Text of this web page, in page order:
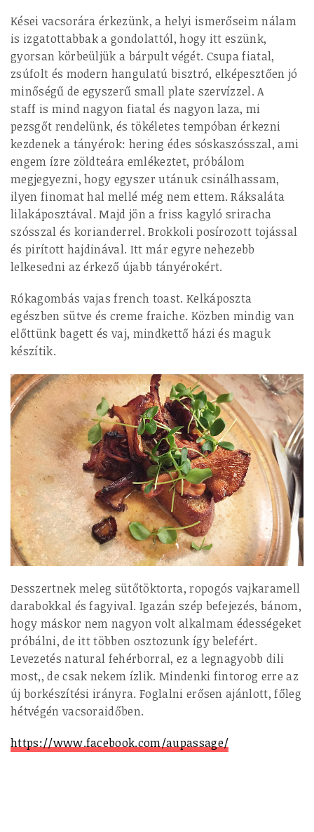
Kései vacsorára érkezünk, a helyi ismerőseim nálam
is izgatottabbak a gondolattól, hogy itt eszünk,
gyorsan körbeüljük a bárpult végét. Csupa fiatal,
zsúfolt és modern hangulatú bisztró, elképesztően jó
minőségű de egyszerű small plate szervízzel. A
staff is mind nagyon fiatal és nagyon laza, mi
pezsgőt rendelünk, és tökéletes tempóban érkezni
kezdenek a tányérok: hering édes sóskaszósszal, ami
engem ízre zöldteára emlékeztet, próbálom
megjegyezni, hogy egyszer utánuk csinálhassam,
ilyen finomat hal mellé még nem ettem.Ráksaláta
lilakáposztával. Majd jön a friss kagyló sriracha
szósszal és korianderrel. Brokkoli posírozott tojással
és pirított hajdinával. Itt már egyre nehezebb
lelkesedni az érkező újabb tányérokért.
Rókagombás vajas french toast. Kelkáposzta
egészben sütve és creme fraiche. Közben mindig van
előttünk bagett és vaj, mindkettő házi és maguk
készítik.
Desszertnek meleg sütőtöktorta, ropogós vajkaramell
darabokkal és fagyival. Igazán szép befejezés, bánom,
hogy máskor nem nagyon volt alkalmam édességeket
próbálni, de itt többen osztozunk így belefért.
Levezetés natural fehérborral, ez a legnagyobb dili
most,, de csak nekem ízlik. Mindenki fintorog erre az
új borkészítési irányra. Foglalni erősen ajánlott, főleg
hétvégén vacsoraidőben.
https://www.facebook.com/aupassage/